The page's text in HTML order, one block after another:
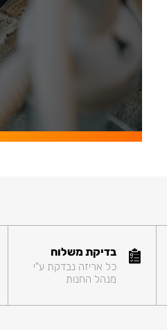
בדיקת משלוח
כל אריזה נבדקת ע"י
מנהל החנות